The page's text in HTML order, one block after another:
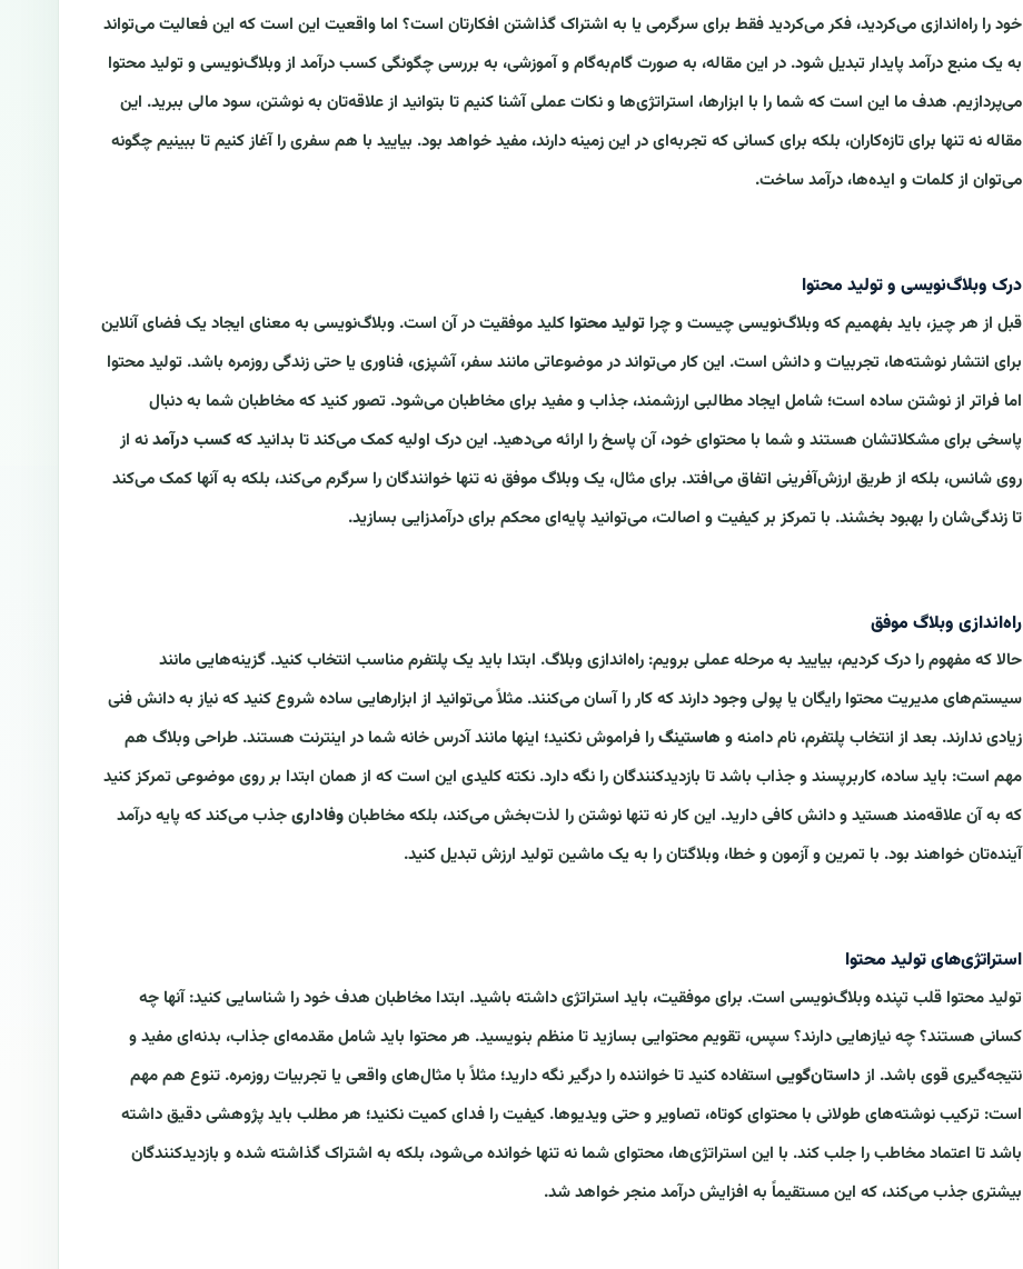
خود را راه‌اندازی می‌کردید، فکر می‌کردید فقط برای سرگرمی یا به اشتراک گذاشتن افکارتان است؟ اما واقعیت این است که این فعالیت می‌تواند
به یک منبع درآمد پایدار تبدیل شود. در این مقاله، به صورت گام‌به‌گام و آموزشی، به بررسی چگونگی کسب درآمد از وبلاگ‌نویسی و تولید محتوا
می‌پردازیم. هدف ما این است که شما را با ابزارها، استراتژی‌ها و نکات عملی آشنا کنیم تا بتوانید از علاقه‌تان به نوشتن، سود مالی ببرید. این
مقاله نه تنها برای تازه‌کاران، بلکه برای کسانی که تجربه‌ای در این زمینه دارند، مفید خواهد بود. بیایید با هم سفری را آغاز کنیم تا ببینیم چگونه
می‌توان از کلمات و ایده‌ها، درآمد ساخت.
درک وبلاگ‌نویسی و تولید محتوا
قبل از هر چیز، باید بفهمیم که وبلاگ‌نویسی چیست و چرا تولید محتوا کلید موفقیت در آن است. وبلاگ‌نویسی به معنای ایجاد یک فضای آنلاین
برای انتشار نوشته‌ها، تجربیات و دانش است. این کار می‌تواند در موضوعاتی مانند سفر، آشپزی، فناوری یا حتی زندگی روزمره باشد. تولید محتوا
اما فراتر از نوشتن ساده است؛ شامل ایجاد مطالبی ارزشمند، جذاب و مفید برای مخاطبان می‌شود. تصور کنید که مخاطبان شما به دنبال
پاسخی برای مشکلاتشان هستند و شما با محتوای خود، آن پاسخ را ارائه می‌دهید. این درک اولیه کمک می‌کند تا بدانید کهکسب درآمدنه از
روی شانس، بلکه از طریق ارزش‌آفرینی اتفاق می‌افتد. برای مثال، یک وبلاگ موفق نه تنها خوانندگان را سرگرم می‌کند، بلکه به آنها کمک می‌کند
تا زندگی‌شان را بهبود بخشند. با تمرکز بر کیفیت و اصالت، می‌توانید پایه‌ای محکم برای درآمدزایی بسازید.
راه‌اندازی وبلاگ موفق
حالا که مفهوم را درک کردیم، بیایید به مرحله عملی برویم: راه‌اندازی وبلاگ. ابتدا باید یک پلتفرم مناسب انتخاب کنید. گزینه‌هایی مانند
سیستم‌های مدیریت محتوا رایگان یا پولی وجود دارند که کار را آسان می‌کنند. مثلاً می‌توانید از ابزارهایی ساده شروع کنید که نیاز به دانش فنی
زیادی ندارند. بعد از انتخاب پلتفرم، نام دامنه و هاستینگرا فراموش نکنید؛ اینها مانند آدرس خانه شما در اینترنت هستند. طراحی وبلاگ هم
مهم است: باید ساده، کاربرپسند و جذاب باشد تا بازدیدکنندگان را نگه دارد. نکته کلیدی این است که از همان ابتدا بر روی موضوعی تمرکز کنید
که به آن علاقه‌مند هستید و دانش کافی دارید. این کار نه تنها نوشتن را لذت‌بخش می‌کند، بلکه مخاطبانوفاداریجذب می‌کند که پایه درآمد
آینده‌تان خواهند بود. با تمرین و آزمون و خطا، وبلاگتان را به یک ماشین تولید ارزش تبدیل کنید.
استراتژی‌های تولید محتوا
تولید محتوا قلب تپنده وبلاگ‌نویسی است. برای موفقیت، باید استراتژی داشته باشید. ابتدا مخاطبان هدف خود را شناسایی کنید: آنها چه
کسانی هستند؟ چه نیازهایی دارند؟ سپس، تقویم محتوایی بسازید تا منظم بنویسید. هر محتوا باید شامل مقدمه‌ای جذاب، بدنه‌ای مفید و
نتیجه‌گیری قوی باشد. از داستان‌گویی استفاده کنید تا خواننده را درگیر نگه دارید؛ مثلاً با مثال‌های واقعی یا تجربیات روزمره. تنوع هم مهم
است: ترکیب نوشته‌های طولانی با محتوای کوتاه، تصاویر و حتی ویدیوها. کیفیت را فدای کمیت نکنید؛ هر مطلب باید پژوهشی دقیق داشته
باشد تا اعتماد مخاطب را جلب کند. با این استراتژی‌ها، محتوای شما نه تنها خوانده می‌شود، بلکه به اشتراک گذاشته شده و بازدیدکنندگان
بیشتری جذب می‌کند، که این مستقیماً به افزایش درآمد منجر خواهد شد.